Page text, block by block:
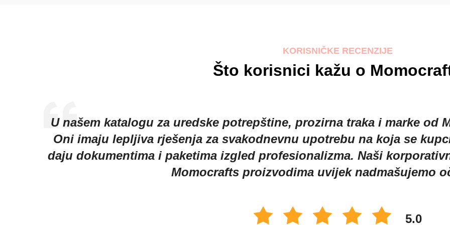
KORISNIČKE RECENZIJE
Što korisnici kažu o
Obrazovne ustanove ne mogu bez naljepnica i prozirnih traka od
načine za izbjegavanje prepreka u učenju s kojima se odrasli ili
marke najbolje služe za organizaciju učionice i označavanje
poboljšano je ovim Momocraftovim
5.0